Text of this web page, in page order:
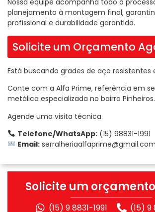
Nossa equipe acompanha todo o
planejamento à montagem final,
profissional e durabilidade garantida.
Solicite um Orçamento
Está buscando grades de aço resistentes
Conte com a Alfa Prime, referência em
metálica especializada no bairro Pinheiros.
Agende uma visita técnica.
Telefone/WhatsApp:(15) 98831-1991
Email: serralheriaalfaprime@gmail.com
Solicite um
(15) 9 8831-1991 (15) 9